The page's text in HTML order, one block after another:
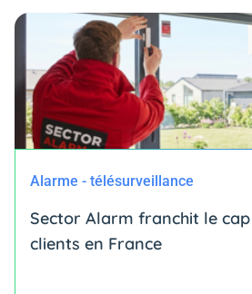
Alarme - télésurveillance
Sector Alarm franchit le cap
clients en France